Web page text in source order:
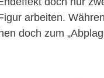
arbeiten.
doch zum